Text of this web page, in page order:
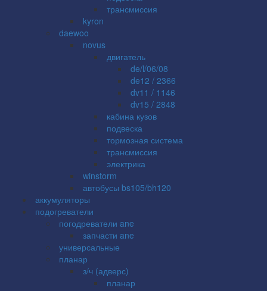
трансмиссия
kyron
daewoo
novus
двигатель
de/l/06/08
de12 / 2366
dv11 / 1146
dv15 / 2848
кабина кузов
подвеска
тормозная система
трансмиссия
электрика
winstorm
автобусы bs105/bh120
аккумуляторы
подогреватели
погодреватели ane
запчасти ane
универсальные
планар
з/ч (адверс)
планар